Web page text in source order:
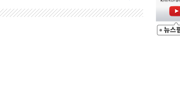
與 내부서 '총선·대선 직격탄' 우려
역 선포
자…경찰, 현행범 체포